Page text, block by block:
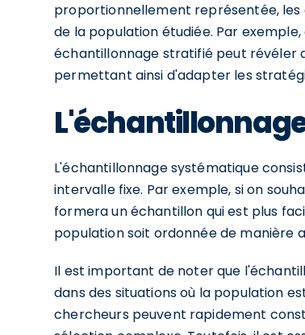
proportionnellement représentée, les
de la population étudiée. Par
échantillonnage stratifié peut révéler
permettant ainsi d'adapter les
L'échantillonnage systématique
intervalle fixe. Par exemple, si on
formera un échantillon qui est plus
population soit ordonnée de manière
Il est important de noter que
dans des situations où la population
chercheurs peuvent rapidement